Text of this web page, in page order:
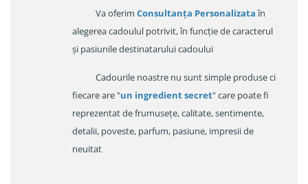
Va oferim Consultanța Personalizataîn
alegerea cadoulul potrivit, în funcție de caracterul
și pasiunile destinatarului cadoului
Cadourile noastre nu sunt simple produse ci
fiecare are "un ingredient secret" care poate fi
reprezentat de frumusețe, calitate, sentimente,
detalii, poveste, parfum, pasiune, impresii de
neuitat